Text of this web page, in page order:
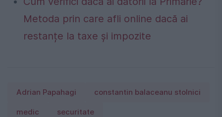
Metoda prin care afli online dacă ai
restanțe la taxe și impozite
Adrian Papahagi constantin balaceanu stolnici
medic securitate